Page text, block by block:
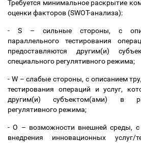
Требуется минимальное раскрытие
оценки факторов (SWOT-анализа):
- S – сильные стороны, с
параллельного тестирования
предоставляются другим(и)
специального регулятивного режима;
- W – слабые стороны, с описанием
тестирования операций и услуг,
другим(и) субъектом(ами) в
регулятивного режима;
- O – возможности внешней среды, с
внедрения инновационных